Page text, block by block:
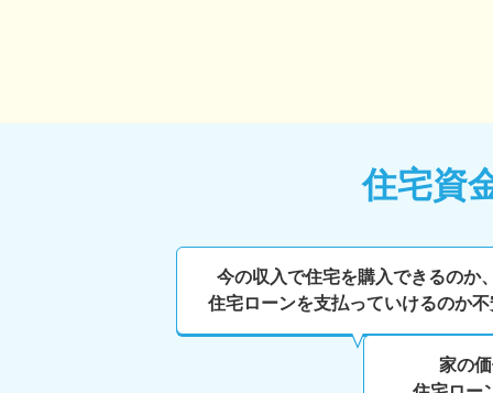
住宅資
今の収入で住宅を購入できるのか
住宅ローンを支払っていけるのか不
家の